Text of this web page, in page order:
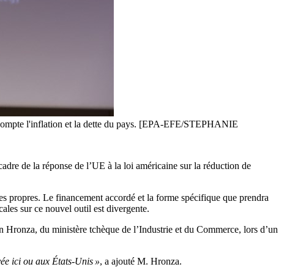
l'inflation et la dette du pays. [EPA-EFE/STEPHANIE
de la réponse de l’UE à la loi américaine sur la réduction de
propres. Le financement accordé et la forme spécifique que prendra
sur ce nouvel outil est divergente.
Hronza, du ministère tchèque de l’Industrie et du Commerce, lors d’un
ici ou aux États-Unis », a ajouté M. Hronza.